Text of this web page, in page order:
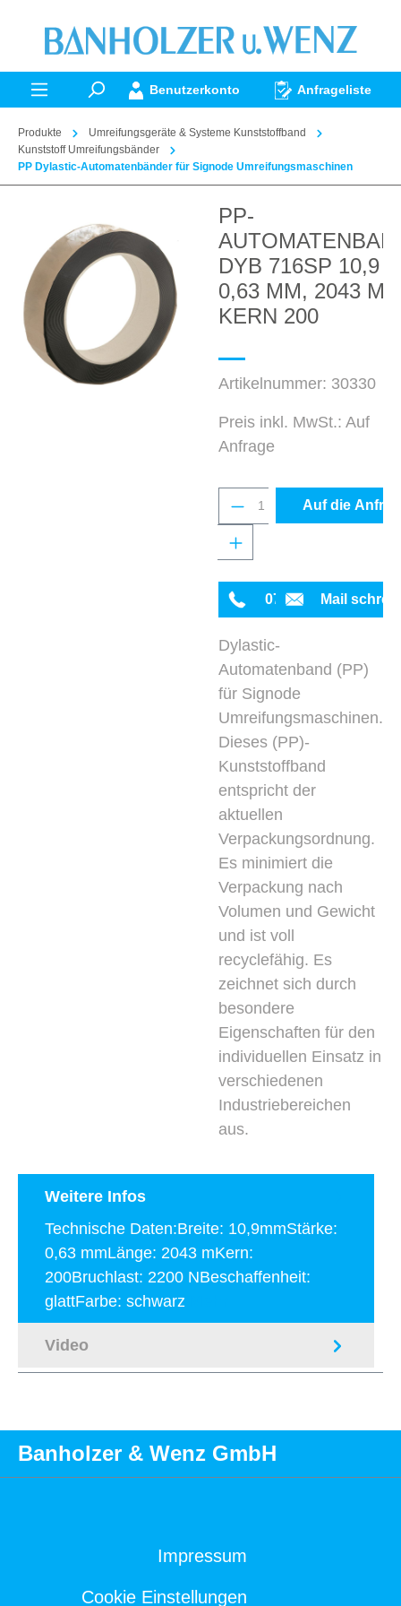
springen
Benutzerkonto Anfrageliste
Produkte
Umreifungsgeräte & Systeme Kunststoffband
Kunststoff Umreifungsbänder
PP Dylastic-Automatenbänder für Signode Umreifungsmaschinen
PP-
DYB 716SP 10,9 X
0,63 MM, 2043 M,
KERN 200
Artikelnummer: 30330
Preis inkl. MwSt.: Auf
Anfrage
Produkt Anzahl:
Auf die
0711 342934-0
Mail
Dylastic-
Automatenband (PP)
für Signode
Umreifungsmaschinen.
Dieses (PP)-
Kunststoffband
entspricht der
aktuellen
Verpackungsordnung.
Es minimiert die
Verpackung nach
Volumen und Gewicht
und ist voll
recyclefähig. Es
zeichnet sich durch
besondere
Eigenschaften für den
individuellen Einsatz in
verschiedenen
Industriebereichen
aus.
Weitere Infos
Technische Daten:Breite: 10,9mmStärke:
0,63 mmLänge: 2043 mKern:
200Bruchlast: 2200 NBeschaffenheit:
glattFarbe: schwarz
Video
Banholzer & Wenz GmbH
Impressum
Cookie Einstellungen